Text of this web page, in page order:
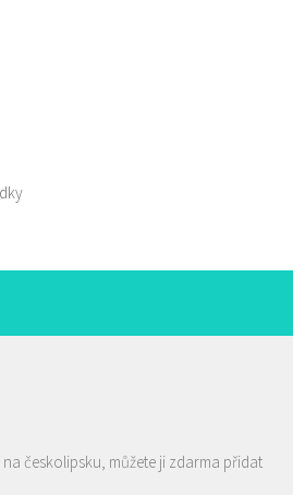
českolipsku, můžete ji zdarma přidat